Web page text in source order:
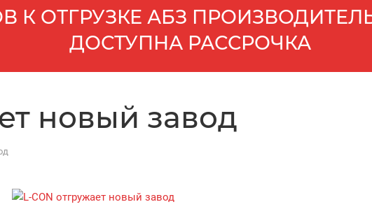
К ОТГРУЗКЕ АБЗ
ДОСТУПНА РАССРОЧКА
новый завод